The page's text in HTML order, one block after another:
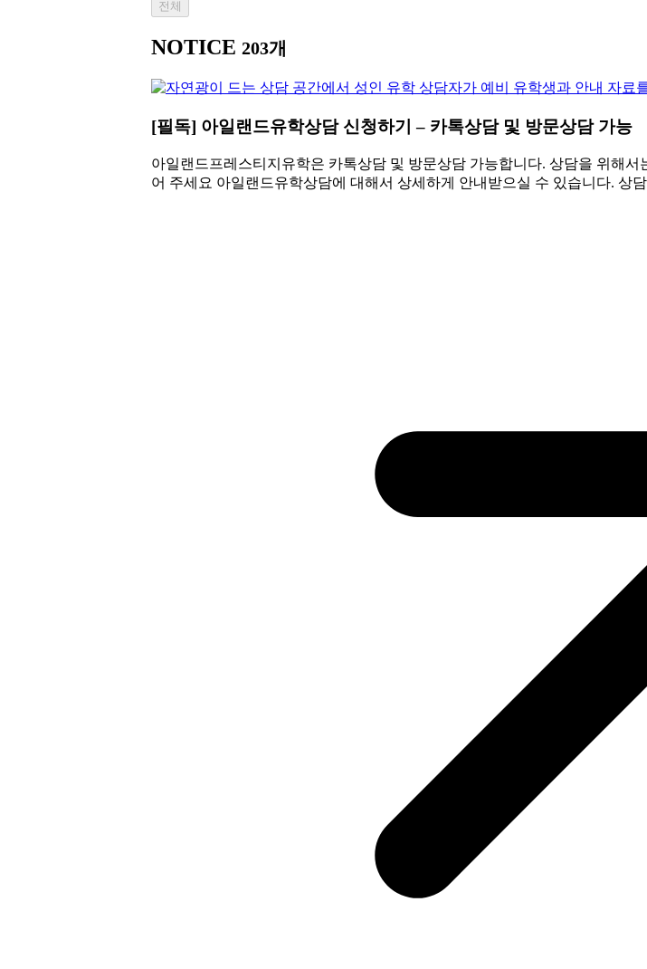
전체
NOTICE 203개
[필독] 아일랜드유학상담 신청하기 – 카톡상담 및 방문상담 가능
아일랜드프레스티지유학은 카톡상담 및 방문상담 가능합니다. 상담을 위해
어 주세요 아일랜드유학상담에 대해서 상세하게 안내받으실 수 있습니다. 상